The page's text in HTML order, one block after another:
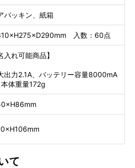
パッキン、紙箱
入数：60点
入れ可能商品】
出力2.1A、バッテリー容量8000mA
体重量172g
て